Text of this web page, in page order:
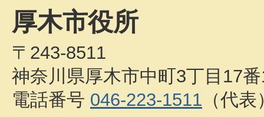
厚木市役所
〒243-8511
神奈川県厚木市中町3丁目17
電話番号 046-223-1511 （代表